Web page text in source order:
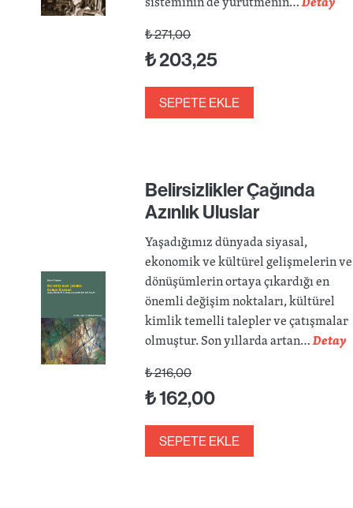
₺271,00
₺203,25
SEPETE EKLE
Belirsizlikler Çağında
Azınlık Uluslar
Yaşadığımız dünyada siyasal,
ekonomik ve kültürel gelişmelerin ve
dönüşümlerin ortaya çıkardığı en
önemli değişim noktaları, kültürel
kimlik temelli talepler ve çatışmalar
olmuştur. Son yıllarda artan…Detay
₺216,00
₺162,00
SEPETE EKLE